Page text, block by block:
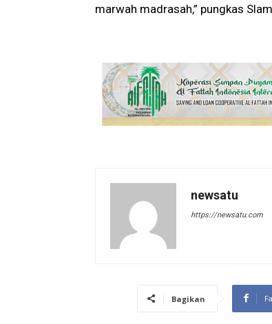
marwah madrasah,” pungkas
newsatu
https://newsatu.com
Bagikan